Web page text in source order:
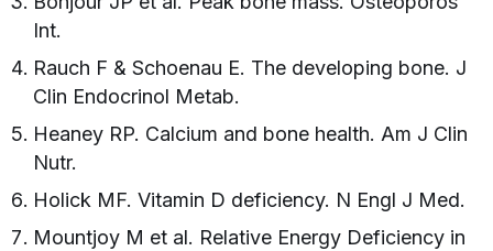
Int.
Rauch F & Schoenau E. The developing bone. J
Clin Endocrinol Metab.
Heaney RP. Calcium and bone health. Am J Clin
Nutr.
Holick MF. Vitamin D deficiency. N Engl J Med.
Mountjoy M et al. Relative Energy Deficiency in